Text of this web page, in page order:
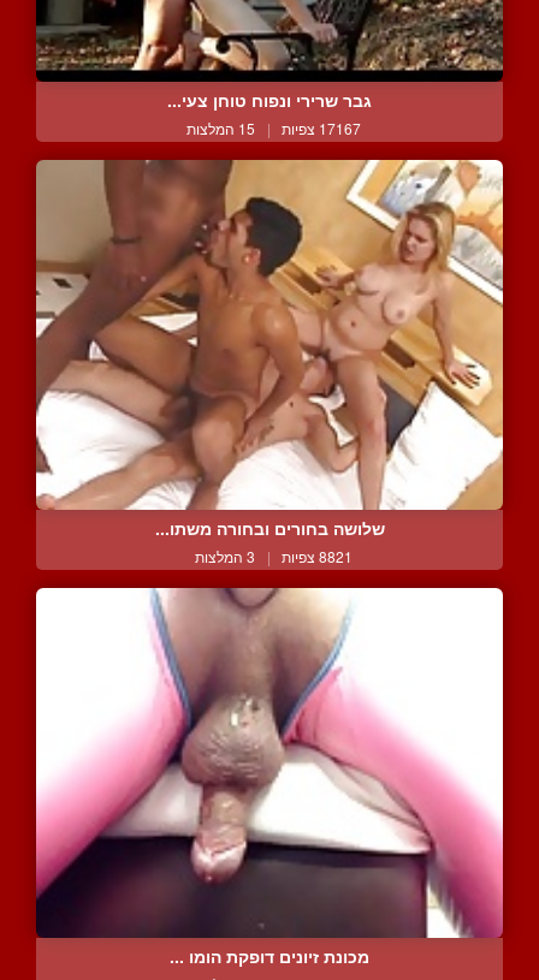
גבר שרירי ונפוח טוחן צעי...
17167 צפיות | 15 המלצות
שלושה בחורים ובחורה משתו...
8821 צפיות | 3 המלצות
מכונת זיונים דופקת הומו ...